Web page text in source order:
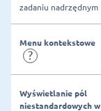
zadaniu nadrzędnym
Menu kontekstowe
?
Wyświetlanie pól
niestandardowych w